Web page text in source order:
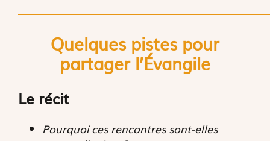
Quelques pistes pour
partager l’Évangile
Le récit
Pourquoi ces rencontres sont-elles